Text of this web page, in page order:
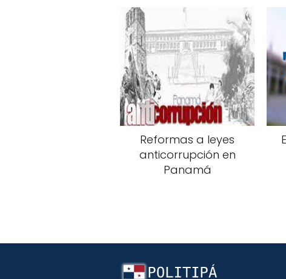
Reformas a leyes
anticorrupción en
Panamá